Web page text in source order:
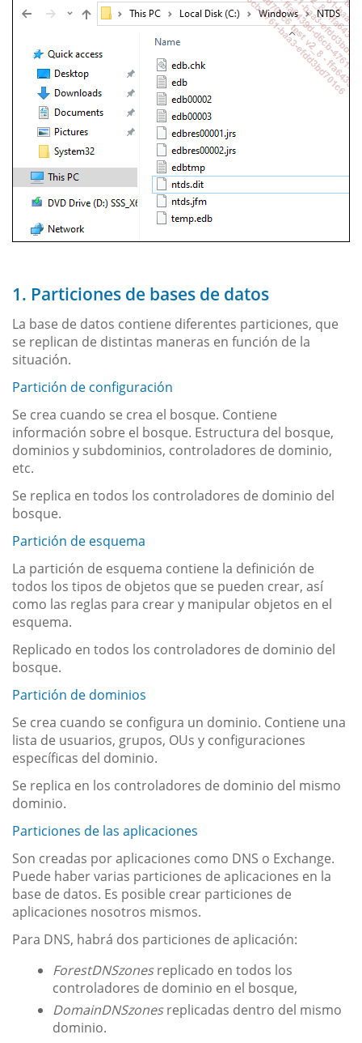
1. Particiones de bases de datos
La base de datos contiene diferentes particiones, que
se replican de distintas maneras en función de la
situación.
Partición de configuración
Se crea cuando se crea el bosque. Contiene
información sobre el bosque. Estructura del bosque,
dominios y subdominios, controladores de dominio,
etc.
Se replica en todos los controladores de dominio del
bosque.
Partición de esquema
La partición de esquema contiene la definición de
todos los tipos de objetos que se pueden crear, así
como las reglas para crear y manipular objetos en el
esquema.
Replicado en todos los controladores de dominio del
bosque.
Partición de dominios
Se crea cuando se configura un dominio. Contiene una
lista de usuarios, grupos, OUs y configuraciones
específicas del dominio.
Se replica en los controladores de dominio del mismo
dominio.
Particiones de las aplicaciones
Son creadas por aplicaciones como DNS o Exchange.
Puede haber varias particiones de aplicaciones en la
base de datos. Es posible crear particiones de
aplicaciones nosotros mismos.
Para DNS, habrá dos particiones de aplicación:
ForestDNSzonesreplicado en todos los
controladores de dominio en el bosque,
DomainDNSzonesreplicadas dentro del mismo
dominio.